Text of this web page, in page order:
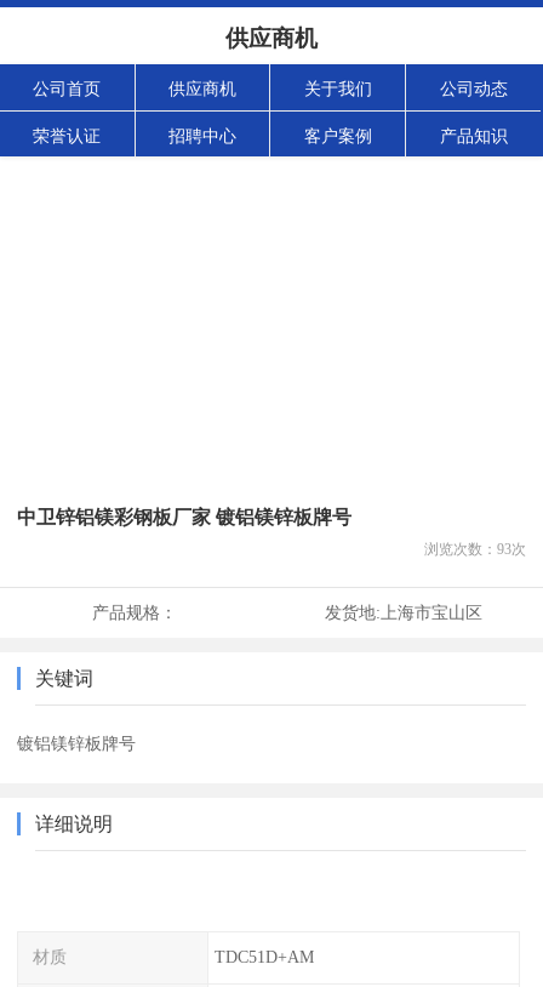
供应商机
公司首页 供应商机 关于我们 公司动态
荣誉认证 招聘中心 客户案例 产品知识
中卫锌铝镁彩钢板厂家 镀铝镁锌板牌号
浏览次数： 93次
产品规格： 发货地: 上海市宝山区
关键词
镀铝镁锌板牌号
详细说明
材质 TDC51D+AM